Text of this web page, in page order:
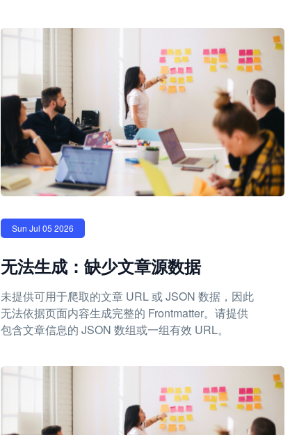
Sun Jul 05 2026
无法生成：缺少文章源数据
未提供可用于爬取的文章 URL 或 JSON 数据，因此
无法依据页面内容生成完整的 Frontmatter。请提供
包含文章信息的 JSON 数组或一组有效 URL。